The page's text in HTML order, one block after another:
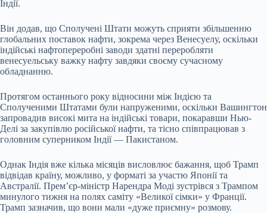
Індії.
Він додав, що Сполучені Штати можуть сприяти збільшенню
глобальних поставок нафти, зокрема через Венесуелу, оскільки
індійські нафтопереробні заводи здатні переробляти
венесуельську важку нафту завдяки своєму сучасному
обладнанню.
Протягом останнього року відносини між Індією та
Сполученими Штатами були напруженими, оскільки Вашингтон
запровадив високі мита на індійські товари, покаравши Нью-
Делі за закупівлю російської нафти, та тісно співпрацював з
головним суперником Індії — Пакистаном.
Однак Індія вже кілька місяців висловлює бажання, щоб Трамп
відвідав країну, можливо, у форматі за участю Японії та
Австралії. Прем’єр-міністр Нарендра Моді зустрівся з Трампом
минулого тижня на полях саміту «Великої сімки» у Франції.
Трамп зазначив, що вони мали «дуже приємну» розмову.